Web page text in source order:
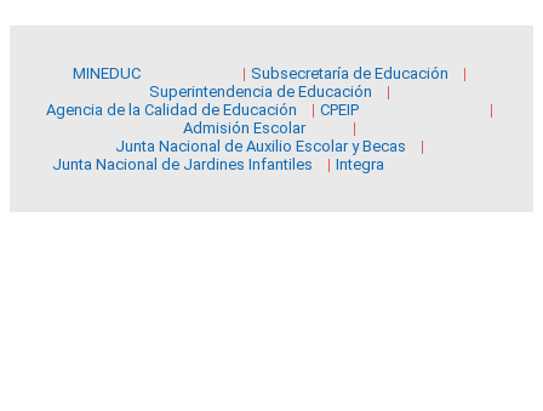
MINEDUC
Subsecretaría de Educación
Superintendencia de Educación
Agencia de la Calidad de Educación
CPEIP
Admisión Escolar
Junta Nacional de Auxilio Escolar y Becas
Junta Nacional de Jardines Infantiles
Integra